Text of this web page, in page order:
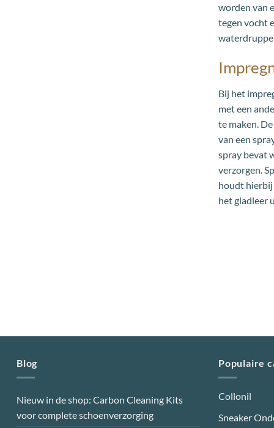
worden van
tegen vocht
Bij het
met een
te maken. De
van een
spray bevat
verzorgen.
houdt hierbij
het gladleer
Blog
Nieuw in de shop: Carbon Cleaning Kits
voor complete schoenverzorging
Populaire
Collonil
Sneaker